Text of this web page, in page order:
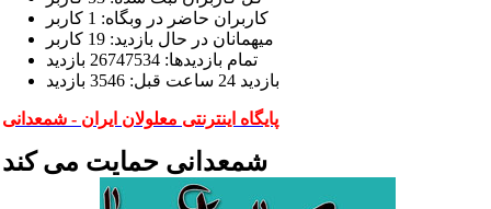
کاربران حاضر در وبگاه: 1 کاربر
ميهمانان در حال بازديد: 19 کاربر
تمام بازديد‌ها: 26747534 بازدید
بازديد 24 ساعت قبل: 3546 بازدید
پایگاه اینترنتی معلولان ایران - شمعدانی
شمعدانی حمایت می کند